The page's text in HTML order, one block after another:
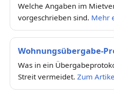
Welche Angaben im
vorgeschrieben sind. Mehr
Wohnungsübergabe-
Was in ein
Streit vermeidet. Zum